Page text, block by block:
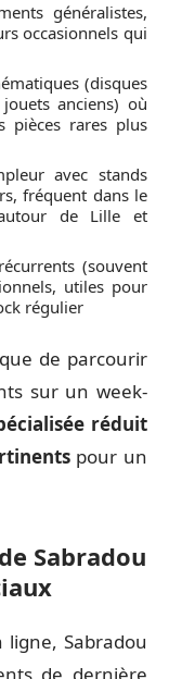
généralistes,
occasionnels qui
(disques
anciens) où
pièces rares plus
avec stands
fréquent dans le
autour de Lille et
(souvent
utiles pour
régulier
de parcourir
sur un week-
réduit
pour un
Sabradou
Sabradou